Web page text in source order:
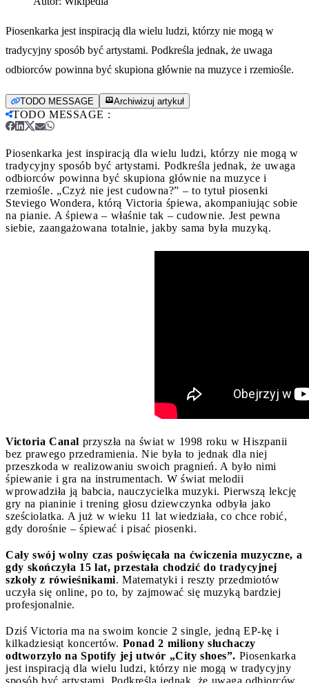
Piosenkarka jest inspiracją dla wielu ludzi, którzy nie mogą w
tradycyjny sposób być artystami. Podkreśla jednak, że uwaga
odbiorców powinna być skupiona głównie na muzyce i rzemiośle.
TODO MESSAGE Archiwizuj artykuł
TODO MESSAGE :
Piosenkarka jest inspiracją dla wielu ludzi, którzy nie mogą w
tradycyjny sposób być artystami. Podkreśla jednak, że uwaga
odbiorców powinna być skupiona głównie na muzyce i
rzemiośle. „Czyż nie jest cudowna?” – to tytuł piosenki
Steviego Wondera, którą Victoria śpiewa, akompaniując sobie
na pianie. A śpiewa – właśnie tak – cudownie. Jest pewna
siebie, zaangażowana totalnie, jakby sama była muzyką.
Victoria Canal przyszła na świat w 1998 roku w Hiszpanii
bez prawego przedramienia. Nie była to jednak dla niej
przeszkoda w realizowaniu swoich pragnień. A było nimi
śpiewanie i gra na instrumentach. W świat melodii
wprowadziła ją babcia, nauczycielka muzyki. Pierwszą lekcję
gry na pianinie i trening głosu dziewczynka odbyła jako
sześciolatka. A już w wieku 11 lat wiedziała, co chce robić,
gdy dorośnie – śpiewać i pisać piosenki.
Cały swój wolny czas poświęcała na ćwiczenia muzyczne, a
gdy skończyła 15 lat, przestała chodzić do tradycyjnej
szkoły z rówieśnikami. Matematyki i reszty przedmiotów
uczyła się online, po to, by zajmować się muzyką bardziej
profesjonalnie.
Dziś Victoria ma na swoim koncie 2 single, jedną EP-kę i
kilkadziesiąt koncertów. Ponad 2 miliony słuchaczy
odtworzyło na Spotify jej utwór „City shoes”. Piosenkarka
jest inspiracją dla wielu ludzi, którzy nie mogą w tradycyjny
sposób być artystami. Podkreśla jednak, że uwaga odbiorców